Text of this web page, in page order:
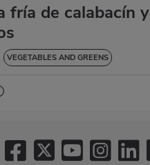
fría de calabacín y
VEGETABLES AND GREENS